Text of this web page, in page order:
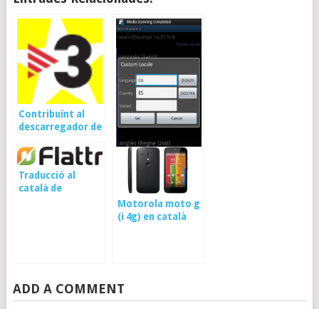
Contribuïnt al
descarregador de
Configurar el
navegador dels
mòbils Android
per fer servir el
català
Traducció al
català de
Motorola moto g
(i 4g) en català
ADD A COMMENT